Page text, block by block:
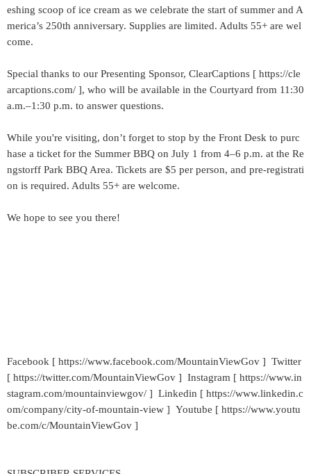
eshing scoop of ice cream as we celebrate the start of summer and A
merica’s 250th anniversary. Supplies are limited. Adults 55+ are wel
come.
Special thanks to our Presenting Sponsor, ClearCaptions [ https://cle
arcaptions.com/ ], who will be available in the Courtyard from 11:30
a.m.–1:30 p.m. to answer questions.
While you're visiting, don’t forget to stop by the Front Desk to purc
hase a ticket for the Summer BBQ on July 1 from 4–6 p.m. at the Re
ngstorff Park BBQ Area. Tickets are $5 per person, and pre-registrati
on is required. Adults 55+ are welcome.
We hope to see you there!
Facebook [ https://www.facebook.com/MountainViewGov ] Twitter
[ https://twitter.com/MountainViewGov ] Instagram [ https://www.in
stagram.com/mountainviewgov/ ] Linkedin [ https://www.linkedin.c
om/company/city-of-mountain-view ] Youtube [ https://www.youtu
be.com/c/MountainViewGov ]